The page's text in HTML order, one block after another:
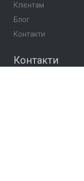
Клієнтам
Блог
Контакти
Контакти